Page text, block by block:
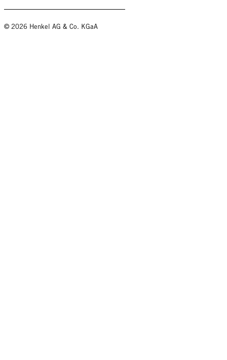
© 2026 Henkel AG & Co. KGaA